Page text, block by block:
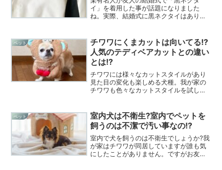
イ」を着用した事が話題になりました
ね。実際、結婚式に黒ネクタイはあり
てないもんね～。そんな方の為にどうし
たら良いのか調べてみました。
ペット
チワワにくまカットは向いてる!?
人気のテディベアカットとの違い
とは!?
チワワには様々なカットスタイルがあり
見た目の変化も楽しめる犬種。我が家の
チワワも色々なカットスタイルを試した
♡そんなチワワに人気の「くまカット」
一体どんなカットスタイルなのか興味
津々です♪
ペット
室内犬は不衛生?室内でペットを
飼うのは不潔で汚い事なの!?
室内で犬を飼うのは不衛生でしょうか?我
が家はチワワが同居していますが誰も気
にしたことがありません。ですがお友達